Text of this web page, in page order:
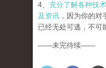
4、 充分了解各种技
及资讯 ，因为你的
已经无处可逃，不可
——未完待续——